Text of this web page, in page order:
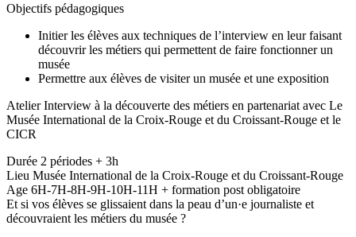
Objectifs pédagogiques
Initier les élèves aux techniques de l’interview en leur faisant
découvrir les métiers qui permettent de faire fonctionner un
musée
Permettre aux élèves de visiter un musée et une exposition
Atelier Interview à la découverte des métiers en partenariat avec Le
Musée International de la Croix-Rouge et du Croissant-Rouge et le
CICR
Durée 2 périodes + 3h
Lieu Musée International de la Croix-Rouge et du Croissant-Rouge
Age 6H-7H-8H-9H-10H-11H + formation post obligatoire
Et si vos élèves se glissaient dans la peau d’un·e journaliste et
découvraient les métiers du musée ?